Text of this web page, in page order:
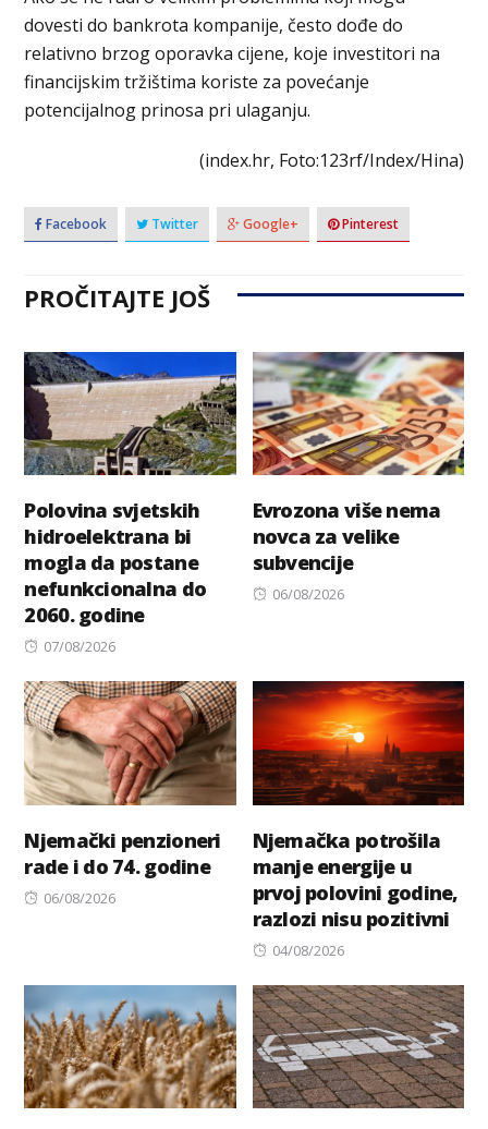
dovesti do bankrota kompanije, često dođe do
relativno brzog oporavka cijene, koje investitori na
financijskim tržištima koriste za povećanje
potencijalnog prinosa pri ulaganju.
(index.hr, Foto:123rf/Index/Hina)
Facebook Twitter Google+ Pinterest
PROČITAJTE JOŠ
Polovina svjetskih
hidroelektrana bi
mogla da postane
nefunkcionalna do
2060. godine
Posted
07/08/2026
Evrozona više nema
novca za velike
subvencije
Posted
06/08/2026
Njemački penzioneri
rade i do 74. godine
Posted
06/08/2026
Njemačka potrošila
manje energije u
prvoj polovini godine,
razlozi nisu pozitivni
Posted
04/08/2026